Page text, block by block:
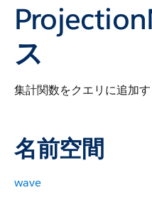
ス
集計関数をクエリに追加
名前空間
wave